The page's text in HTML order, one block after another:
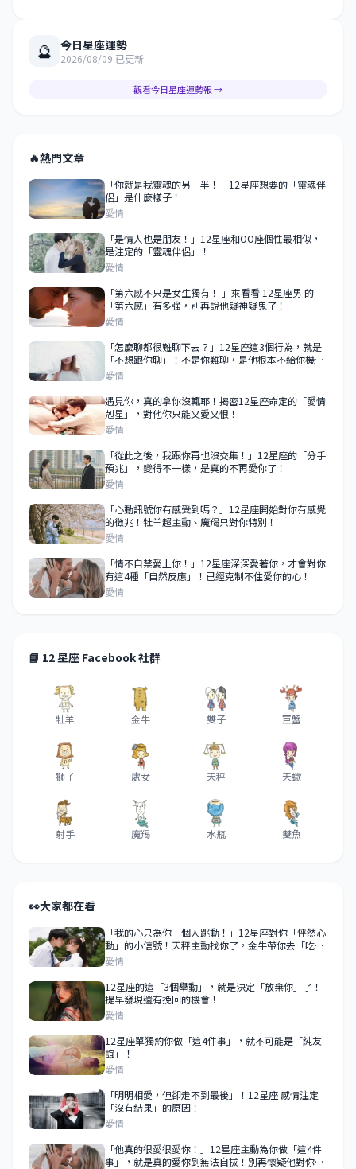
🔮 今日星座運勢
2026/08/09 已更新
觀看今日星座運勢報 →
🔥熱門文章
「你就是我靈魂的另一半！」12星座想要的「靈魂伴
侶」是什麼樣子！
愛情
「是情人也是朋友！」12星座和OO座個性最相似，
是注定的「靈魂伴侶」！
愛情
「第六感不只是女生獨有！ 」來看看 12星座男 的
「第六感」有多強，別再說他疑神疑鬼了！
愛情
「怎麼聊都很難聊下去？」12星座這3個行為，就是
「不想跟你聊」！不是你難聊，是他根本不給你機
會！
愛情
遇見你，真的拿你沒輒耶！揭密12星座命定的「愛情
剋星」，對他你只能又愛又恨！
愛情
「從此之後，我跟你再也沒交集！」12星座的「分手
預兆」，變得不一樣，是真的不再愛你了！
愛情
「心動訊號你有感受到嗎？」12星座開始對你有感覺
的徵兆！牡羊超主動、魔羯只對你特別！
愛情
「情不自禁愛上你！」12星座深深愛著你，才會對你
有這4種「自然反應」！已經克制不住愛你的心！
愛情
📘 12 星座 Facebook 社群
牡羊 金牛 雙子 巨蟹
獅子 處女 天秤 天蠍
射手 魔羯 水瓶 雙魚
👀大家都在看
「我的心只為你一個人跳動！」12星座對你「怦然心
動」的小信號！天秤主動找你了，金牛帶你去「吃好
吃的」！
愛情
12星座的這「3個舉動」，就是決定「放棄你」了！
提早發現還有挽回的機會！
愛情
12星座單獨約你做「這4件事」，就不可能是「純友
誼」！
愛情
「明明相愛，但卻走不到最後」！12星座 感情注定
「沒有結果」的原因！
愛情
「他真的很愛很愛你！」12星座主動為你做「這4件
事」，就是真的愛你到無法自拔！別再懷疑他對你的